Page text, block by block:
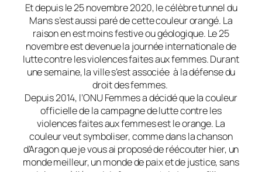
Et depuis le 25 novembre 2020, le célèbre tunnel du
Mans s’est aussi paré de cette couleur orangé. La
raison en est moins festive ou géologique. Le 25
novembre est devenue la journée internationale de
lutte contre les violences faites aux femmes. Durant
une semaine, la ville s’est associée à la défense du
droit des femmes.
Depuis 2014, l’ONU Femmes a décidé que la couleur
officielle de la campagne de lutte contre les
violences faites aux femmes est le orange. La
couleur veut symboliser, comme dans la chanson
d’Aragon que je vous ai proposé de réécouter hier, un
monde meilleur, un monde de paix et de justice, sans